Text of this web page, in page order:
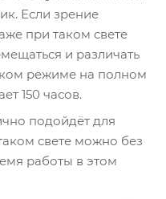
Если зрение
при таком свете
и различать
режиме на полном
150 часов.
подойдёт для
свете можно без
работы в этом